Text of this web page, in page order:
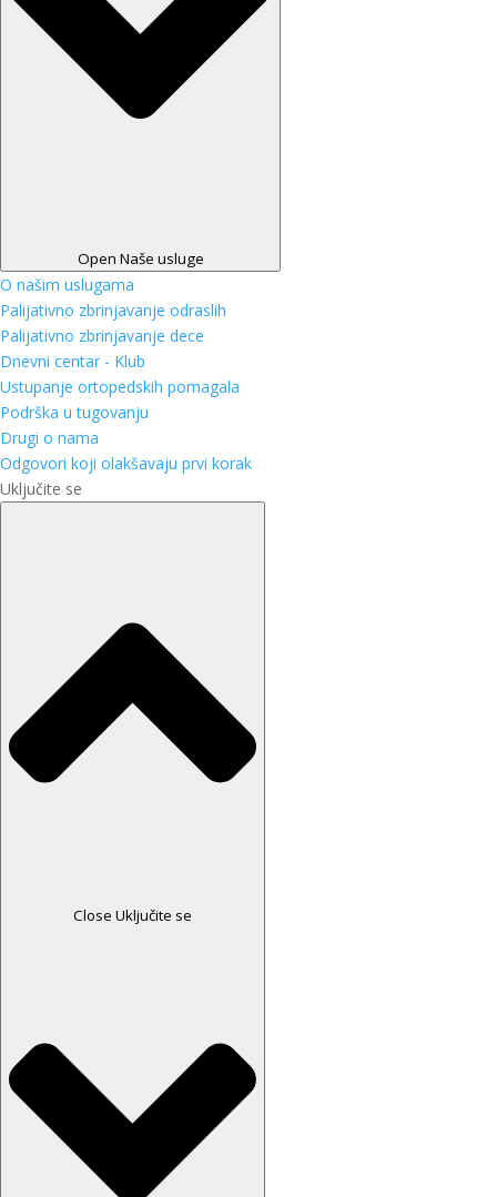
Open Naše usluge
O našim uslugama
Palijativno zbrinjavanje odraslih
Palijativno zbrinjavanje dece
Dnevni centar - Klub
Ustupanje ortopedskih pomagala
Podrška u tugovanju
Drugi o nama
Odgovori koji olakšavaju prvi korak
Uključite se
Close Uključite se